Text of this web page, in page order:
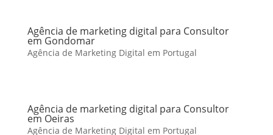
Agência de marketing digital para Consultor
em Gondomar
Agência de Marketing Digital em Portugal
Agência de marketing digital para Consultor
em Oeiras
Agência de Marketing Digital em Portugal